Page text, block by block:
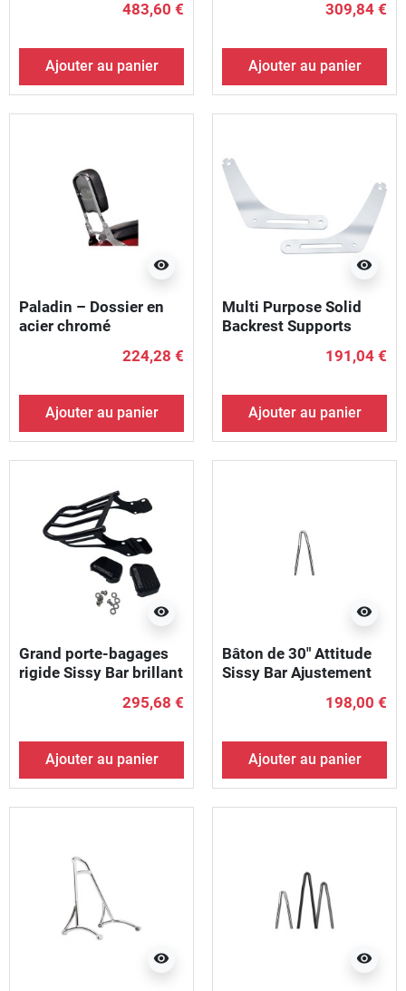
483,60 €
Ajouter au panier
309,84 €
Ajouter au panier
visibility
Paladin – Dossier en
acier chromé
224,28 €
Ajouter au panier
visibility
Multi Purpose Solid
Backrest Supports
191,04 €
Ajouter au panier
visibility
Grand porte-bagages
rigide Sissy Bar brillant
295,68 €
Ajouter au panier
visibility
Bâton de 30" Attitude
Sissy Bar Ajustement
6,88"- 8,75" Chrome
198,00 €
Ajouter au panier
visibility visibility